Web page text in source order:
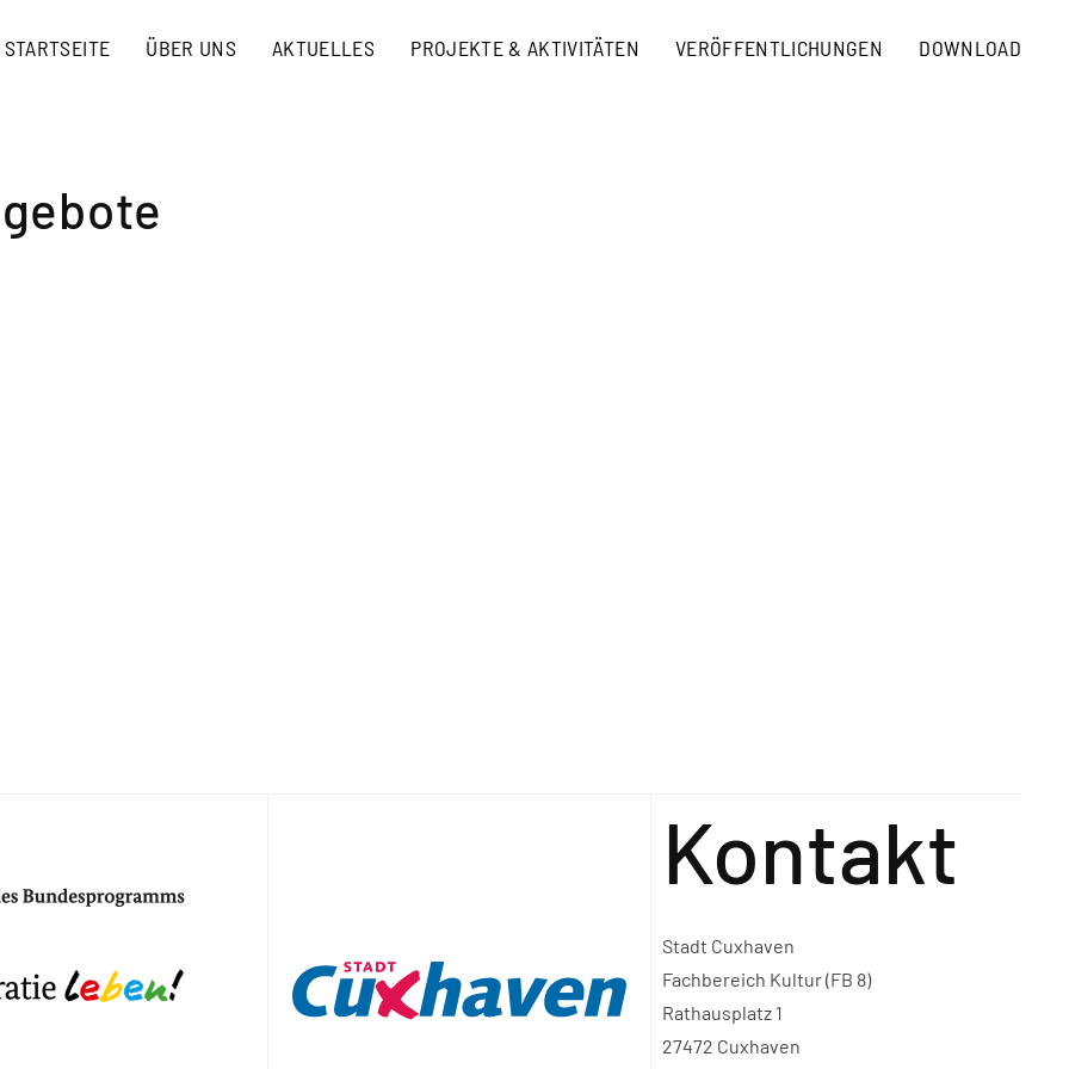
STARTSEITE ÜBER UNS AKTUELLES PROJEKTE & AKTIVITÄTEN VERÖFFENTLICHUNGEN DOWNLOAD
Kontakt
Stadt Cuxhaven
Fachbereich Kultur (FB 8)
Rathausplatz 1
27472 Cuxhaven